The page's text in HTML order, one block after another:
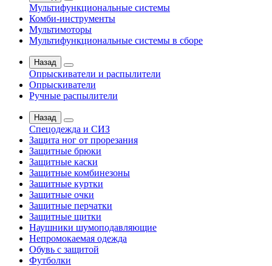
Мультифункциональные системы
Комби-инструменты
Мультимоторы
Мультифункциональные системы в сборе
Назад
Опрыскиватели и распылители
Опрыскиватели
Ручные распылители
Назад
Спецодежда и СИЗ
Защита ног от прорезания
Защитные брюки
Защитные каски
Защитные комбинезоны
Защитные куртки
Защитные очки
Защитные перчатки
Защитные щитки
Наушники шумоподавляющие
Непромокаемая одежда
Обувь с защитой
Футболки